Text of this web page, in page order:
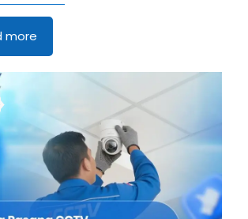
more